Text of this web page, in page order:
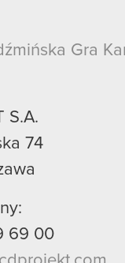
Gra
S.A.
74
69 00